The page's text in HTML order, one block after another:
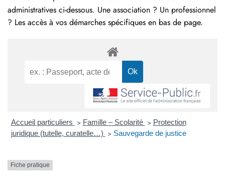
administratives ci-dessous. Une association ? Un professionnel
? Les accès à vos démarches spécifiques en bas de page.
Accueil particuliers > Famille – Scolarité > Protection
juridique (tutelle, curatelle…) > Sauvegarde de justice
Fiche pratique